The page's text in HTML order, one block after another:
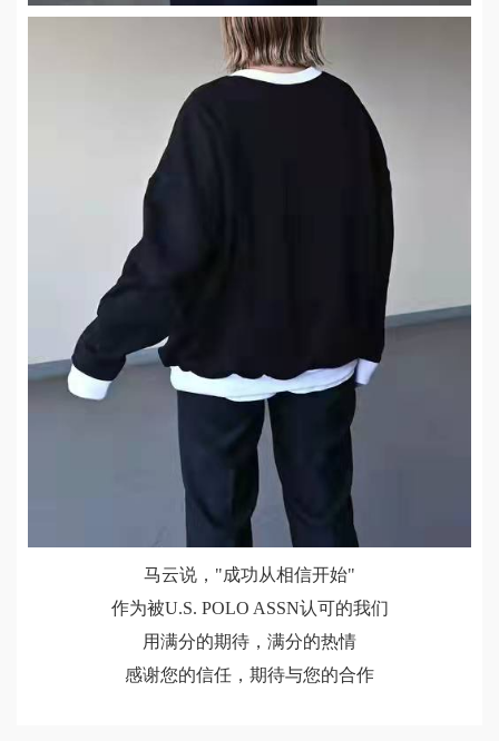
马云说，"成功从相信开始"
作为被U.S. POLO ASSN认可的我们
用满分的期待，满分的热情
感谢您的信任，期待与您的合作